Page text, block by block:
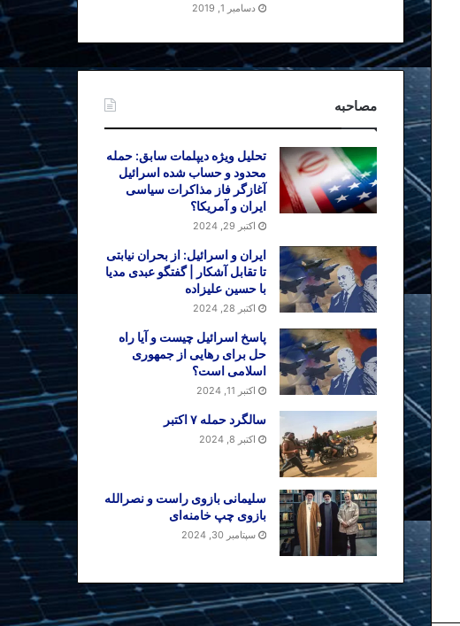
دسامبر 1, 2019
مصاحبه
تحلیل ویژه دیپلمات سابق: حمله
محدود و حساب شده اسرائیل
آغازگر فاز مذاکرات سیاسی
ایران و آمریکا؟
اکتبر 29, 2024
ایران و اسرائیل: از بحران نیابتی
تا تقابل آشکار | گفتگو عبدی مدیا
با حسین علیزاده
اکتبر 28, 2024
پاسخ اسرائیل چیست و آیا راه
حل برای رهایی از جمهوری
اسلامی است؟
اکتبر 11, 2024
سالگرد حمله ۷ اکتبر
اکتبر 8, 2024
سلیمانی بازوی راست و نصرالله
بازوی چپ خامنه‌ای
سپتامبر 30, 2024